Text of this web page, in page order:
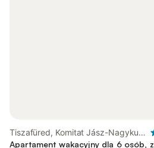
Tiszafüred, Komitat Jász-Nagykun-
Szolnok
Apartament wakacyjny dla 6 osób, z